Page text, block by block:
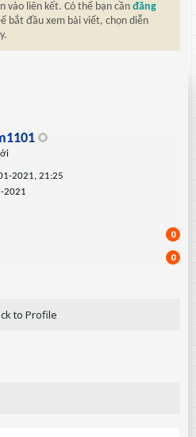
vào liên kết. Có thể bạn cần đăng
bắt đầu xem bài viết, chọn diễn
2021, 21:25
2021
0
0
to Profile